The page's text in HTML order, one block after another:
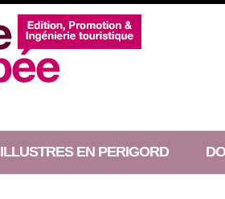
ILLUSTRES EN PERIGORD